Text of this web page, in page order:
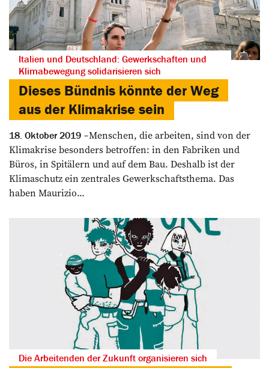
Italien und Deutschland: Gewerkschaften und
Klimabewegung solidarisieren sich
Dieses Bündnis könnte der Weg
aus der Klimakrise sein
18. Oktober 2019
Menschen, die arbeiten, sind von der
Klimakrise besonders betroffen: in den Fabriken und
Büros, in Spitälern und auf dem Bau. Deshalb ist der
Klima­schutz ein zentrales Gewerkschaftsthema. Das
haben Maurizio...
Die Arbeitenden der Zukunft organisieren sich